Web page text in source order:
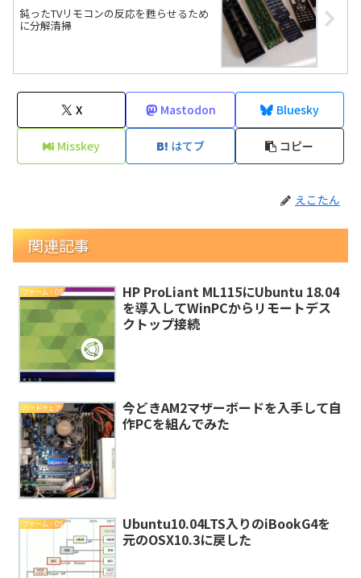
鈍ったTVリモコンの反応を甦らせるため
に分解清掃
X Mastodon Bluesky
Misskey はてブ コピー
えこたん
関連記事
ファーム・OS
HP ProLiant ML115にUbuntu 18.04
を導入してWinPCからリモートデス
クトップ接続
ハードウェア
今どきAM2マザーボードを入手して自
作PCを組んでみた
ファーム・OS
Ubuntu10.04LTS入りのiBookG4を
元のOSX10.3に戻した